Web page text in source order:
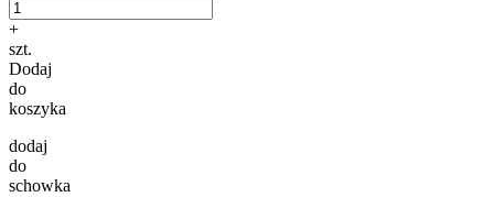
+
szt.
Dodaj
do
koszyka
dodaj
do
schowka